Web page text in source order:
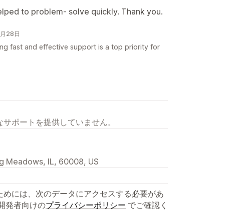
to problem- solve quickly. Thank you.
28日
fast and effective support is a top priority for
ポートを提供していません。
Meadows, IL, 60008, US
には、次のデータにアクセスする必要があ
発者向けのプライバシーポリシー でご確認く